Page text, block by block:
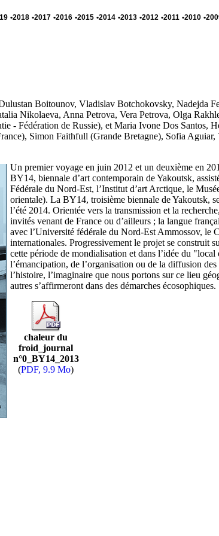
Boitounov, Vladislav Botchokovsky, Nadejda
Nikolaeva, Anna Petrova, Vera Petrova, Olga
- Fédération de Russie), et Maria Ivone Dos Santos,
Simon Faithfull (Grande Bretagne), Sofia Aguiar,
Un premier voyage en juin 2012 et un deuxième en
BY14, biennale d’art contemporain de Yakoutsk,
Fédérale du Nord-Est, l’Institut d’art Arctique, le
orientale). La BY14, troisième biennale de Yakoutsk,
l’été 2014. Orientée vers la transmission et la
invités venant de France ou d’ailleurs ; la langue
avec l’Université fédérale du Nord-Est Ammossov, le
internationales. Progressivement le projet se construit
cette période de mondialisation et dans l’idée du
l’émancipation, de l’organisation ou de la diffusion
l’histoire, l’imaginaire que nous portons sur ce lieu
autres s’affirmeront dans des démarches écosophiques.
chaleur du
froid_journal
n°0_BY14_2013
(PDF, 9.9 Mo)
•2018 •2017 •2016 •2015 •2014 •2013 •2012 •2011 •2010